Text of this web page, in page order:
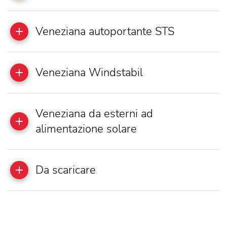
Veneziana autoportante STS
Veneziana Windstabil
Veneziana da esterni ad
alimentazione solare
Da scaricare